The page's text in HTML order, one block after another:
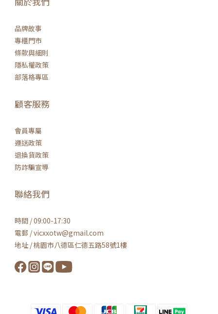
品牌故事
專櫃門市
條款與細則
隱私權政策
部落格專區
顧客服務
會員專屬
運送政策
退換貨政策
防詐騙宣導
聯絡我們
時間 / 09:00-17:30
電郵 / vicxxotw@gmail.com
地址 / 桃園市八德區仁德五路58號1樓